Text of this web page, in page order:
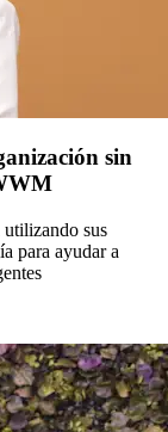
sin
sus
para ayudar a